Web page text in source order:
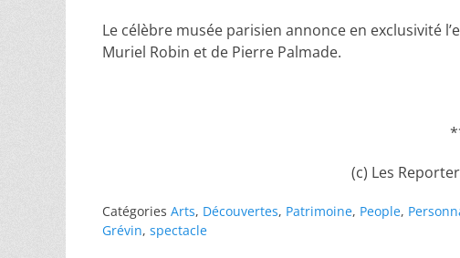
Le célèbre musée parisien annonce en exclusivité
Muriel Robin et de Pierre Palmade.
(c) Les
Catégories Arts, Découvertes, Patrimoine, People,
Grévin, spectacle